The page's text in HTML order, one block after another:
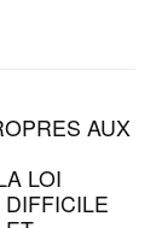
AUX
LOI